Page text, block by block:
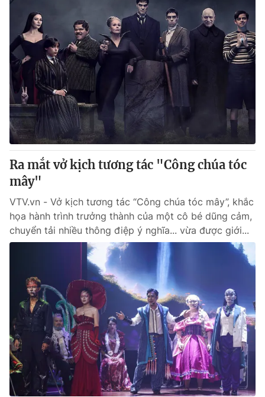
Ra mắt vở kịch tương tác "Công chúa tóc
mây"
VTV.vn - Vở kịch tương tác “Công chúa tóc mây”, khắc
họa hành trình trưởng thành của một cô bé dũng cảm,
chuyển tải nhiều thông điệp ý nghĩa... vừa được giới...